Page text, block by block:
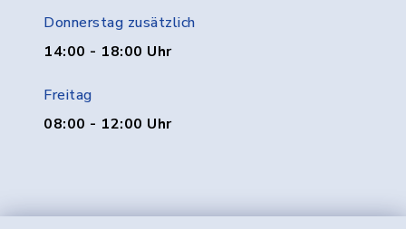
Donnerstag zusätzlich
14:00 - 18:00 Uhr
Freitag
08:00 - 12:00 Uhr